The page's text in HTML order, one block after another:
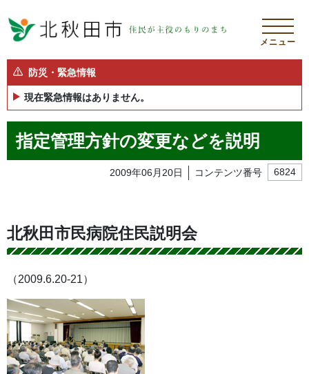
メニュー
防災・緊急情報
現在緊急情報はありません。
指定管理方針の変更などを説明
2009年06月20日 コンテンツ番号 6824
北秋田市民病院住民説明会
（2009.6.20-21）